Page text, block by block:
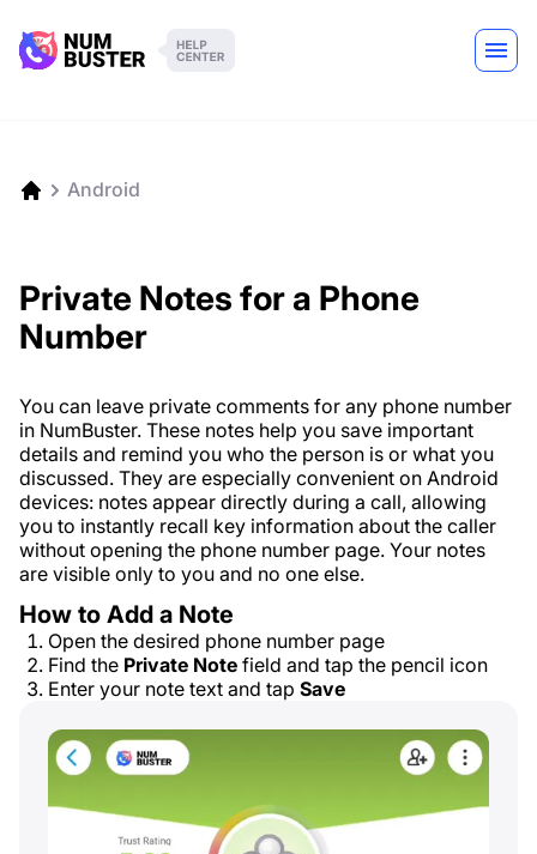
Android
Private Notes for a Phone
Number
You can leave private comments for any phone number
in NumBuster. These notes help you save important
details and remind you who the person is or what you
discussed. They are especially convenient on Android
devices: notes appear directly during a call, allowing
you to instantly recall key information about the caller
without opening the phone number page. Your notes
are visible only to you and no one else.
How to Add a Note
Open the desired phone number page
Find the Private Note field and tap the pencil icon
Enter your note text and tap Save